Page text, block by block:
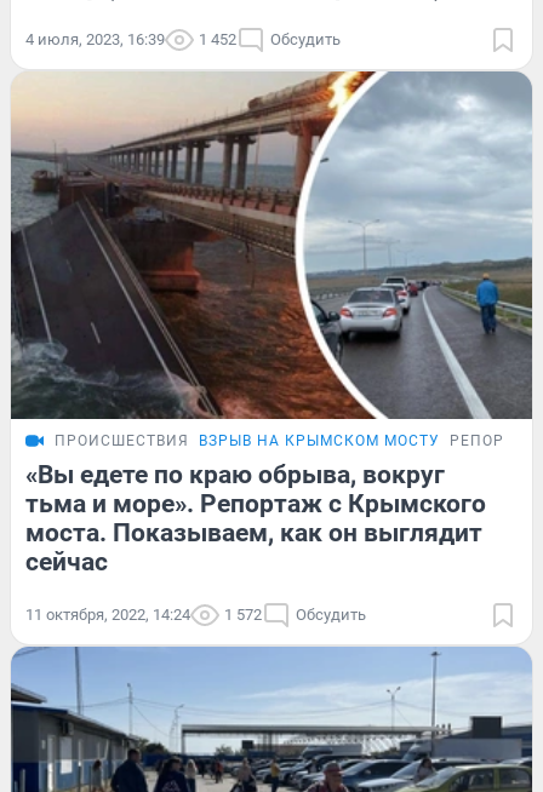
4 июля, 2023, 16:39 1 452 Обсудить
ПРОИСШЕСТВИЯ ВЗРЫВ НА КРЫМСКОМ МОСТУ РЕПОРТАЖ
«Вы едете по краю обрыва, вокруг
тьма и море». Репортаж с Крымского
моста. Показываем, как он выглядит
сейчас
11 октября, 2022, 14:24 1 572 Обсудить